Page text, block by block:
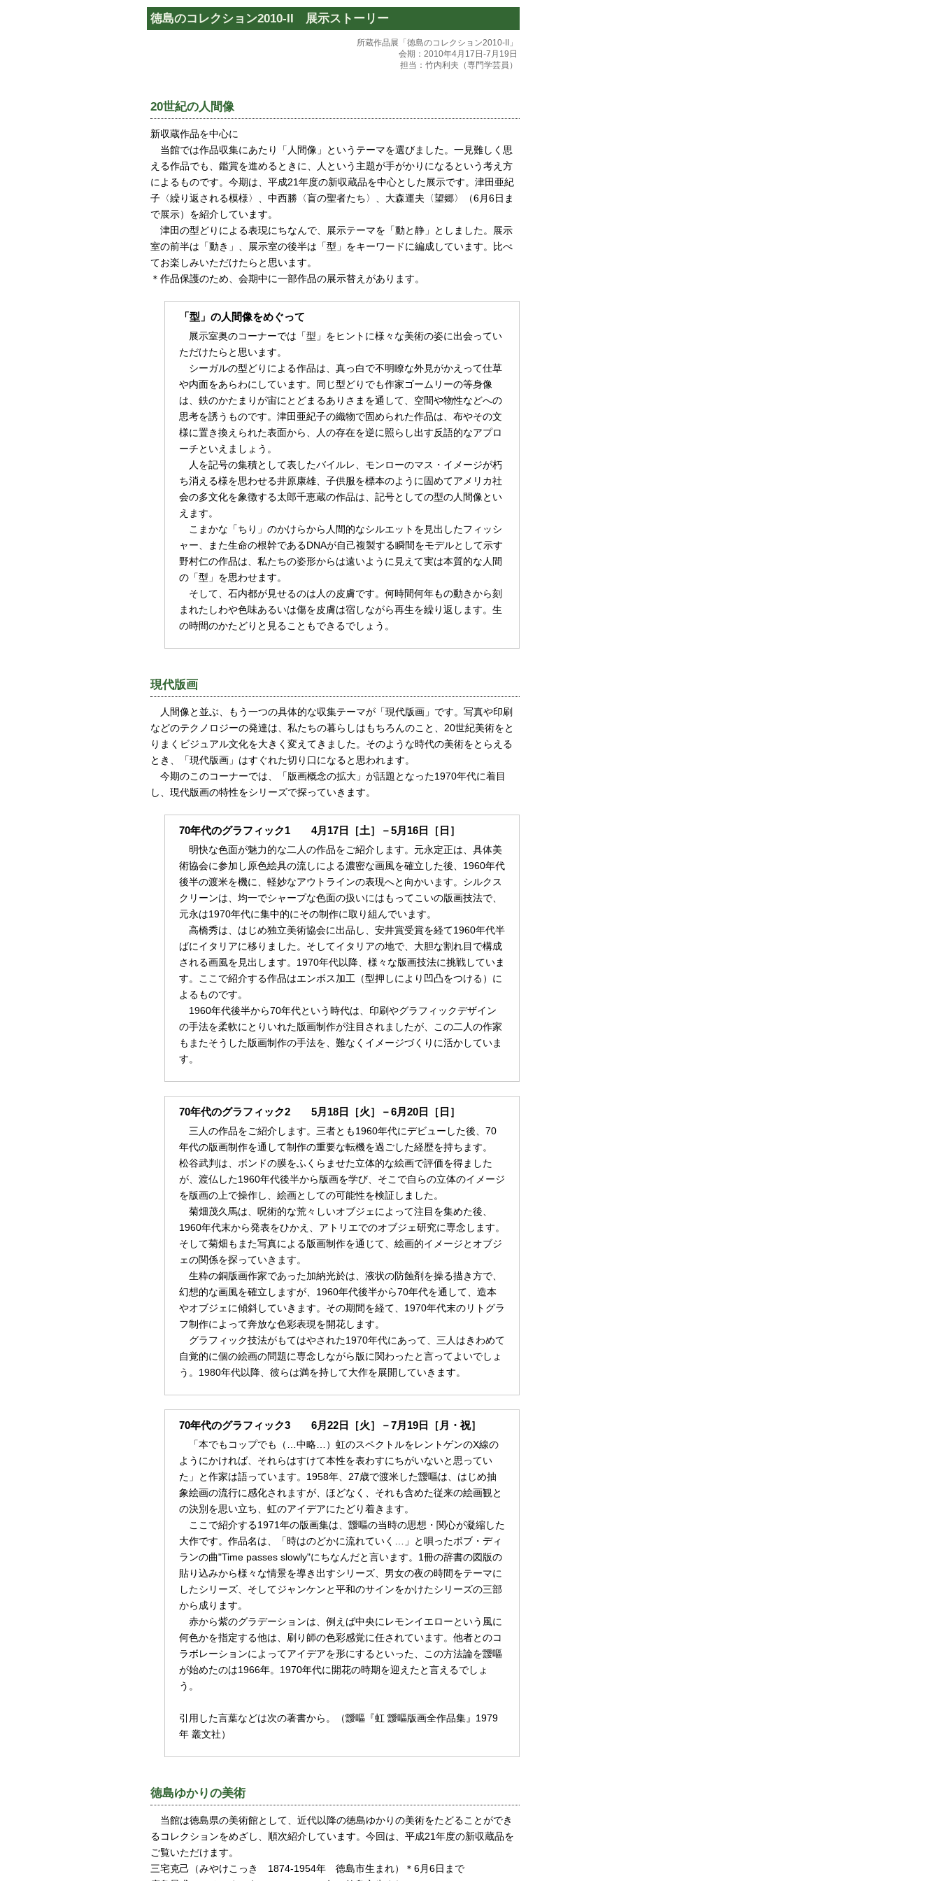
徳島のコレクション2010-II 展示ストーリー
所蔵作品展「徳島のコレクション2010-II」
会期：2010年4月17日-7月19日
担当：竹内利夫（専門学芸員）
20世紀の人間像
新収蔵作品を中心に
当館では作品収集にあたり「人間像」というテーマを選びました。一見難しく思
える作品でも、鑑賞を進めるときに、人という主題が手がかりになるという考え方
によるものです。今期は、平成21年度の新収蔵品を中心とした展示です。津田亜紀
子〈繰り返される模様〉、中西勝〈盲の聖者たち〉、大森運夫〈望郷〉（6月6日ま
で展示）を紹介しています。
津田の型どりによる表現にちなんで、展示テーマを「動と静」としました。展示
室の前半は「動き」、展示室の後半は「型」をキーワードに編成しています。比べ
てお楽しみいただけたらと思います。
＊作品保護のため、会期中に一部作品の展示替えがあります。
「型」の人間像をめぐって
展示室奥のコーナーでは「型」をヒントに様々な美術の姿に出会ってい
ただけたらと思います。
シーガルの型どりによる作品は、真っ白で不明瞭な外見がかえって仕草
や内面をあらわにしています。同じ型どりでも作家ゴームリーの等身像
は、鉄のかたまりが宙にとどまるありさまを通して、空間や物性などへの
思考を誘うものです。津田亜紀子の織物で固められた作品は、布やその文
様に置き換えられた表面から、人の存在を逆に照らし出す反語的なアプロ
ーチといえましょう。
人を記号の集積として表したバイルレ、モンローのマス・イメージが朽
ち消える様を思わせる井原康雄、子供服を標本のように固めてアメリカ社
会の多文化を象徴する太郎千恵蔵の作品は、記号としての型の人間像とい
えます。
こまかな「ちり」のかけらから人間的なシルエットを見出したフィッシ
ャー、また生命の根幹であるDNAが自己複製する瞬間をモデルとして示す
野村仁の作品は、私たちの姿形からは遠いように見えて実は本質的な人間
の「型」を思わせます。
そして、石内都が見せるのは人の皮膚です。何時間何年もの動きから刻
まれたしわや色味あるいは傷を皮膚は宿しながら再生を繰り返します。生
の時間のかたどりと見ることもできるでしょう。
現代版画
人間像と並ぶ、もう一つの具体的な収集テーマが「現代版画」です。写真や印刷
などのテクノロジーの発達は、私たちの暮らしはもちろんのこと、20世紀美術をと
りまくビジュアル文化を大きく変えてきました。そのような時代の美術をとらえる
とき、「現代版画」はすぐれた切り口になると思われます。
今期のこのコーナーでは、「版画概念の拡大」が話題となった1970年代に着目
し、現代版画の特性をシリーズで探っていきます。
70年代のグラフィック1 4月17日［土］－5月16日［日］
明快な色面が魅力的な二人の作品をご紹介します。元永定正は、具体美
術協会に参加し原色絵具の流しによる濃密な画風を確立した後、1960年代
後半の渡米を機に、軽妙なアウトラインの表現へと向かいます。シルクス
クリーンは、均一でシャープな色面の扱いにはもってこいの版画技法で、
元永は1970年代に集中的にその制作に取り組んでいます。
高橋秀は、はじめ独立美術協会に出品し、安井賞受賞を経て1960年代半
ばにイタリアに移りました。そしてイタリアの地で、大胆な割れ目で構成
される画風を見出します。1970年代以降、様々な版画技法に挑戦していま
す。ここで紹介する作品はエンボス加工（型押しにより凹凸をつける）に
よるものです。
1960年代後半から70年代という時代は、印刷やグラフィックデザイン
の手法を柔軟にとりいれた版画制作が注目されましたが、この二人の作家
もまたそうした版画制作の手法を、難なくイメージづくりに活かしていま
す。
70年代のグラフィック2 5月18日［火］－6月20日［日］
三人の作品をご紹介します。三者とも1960年代にデビューした後、70
年代の版画制作を通して制作の重要な転機を過ごした経歴を持ちます。
松谷武判は、ボンドの膜をふくらませた立体的な絵画で評価を得ました
が、渡仏した1960年代後半から版画を学び、そこで自らの立体のイメージ
を版画の上で操作し、絵画としての可能性を検証しました。
菊畑茂久馬は、呪術的な荒々しいオブジェによって注目を集めた後、
1960年代末から発表をひかえ、アトリエでのオブジェ研究に専念します。
そして菊畑もまた写真による版画制作を通じて、絵画的イメージとオブジ
ェの関係を探っていきます。
生粋の銅版画作家であった加納光於は、液状の防蝕剤を操る描き方で、
幻想的な画風を確立しますが、1960年代後半から70年代を通して、造本
やオブジェに傾斜していきます。その期間を経て、1970年代末のリトグラ
フ制作によって奔放な色彩表現を開花します。
グラフィック技法がもてはやされた1970年代にあって、三人はきわめて
自覚的に個の絵画の問題に専念しながら版に関わったと言ってよいでしょ
う。1980年代以降、彼らは満を持して大作を展開していきます。
70年代のグラフィック3 6月22日［火］－7月19日［月・祝］
「本でもコップでも（…中略…）虹のスペクトルをレントゲンのX線の
ようにかければ、それらはすけて本性を表わすにちがいないと思ってい
た」と作家は語っています。1958年、27歳で渡米した靉嘔は、はじめ抽
象絵画の流行に感化されますが、ほどなく、それも含めた従来の絵画観と
の決別を思い立ち、虹のアイデアにたどり着きます。
ここで紹介する1971年の版画集は、靉嘔の当時の思想・関心が凝縮した
大作です。作品名は、「時はのどかに流れていく…」と唄ったボブ・ディ
ランの曲"Time passes slowly"にちなんだと言います。1冊の辞書の図版の
貼り込みから様々な情景を導き出すシリーズ、男女の夜の時間をテーマに
したシリーズ、そしてジャンケンと平和のサインをかけたシリーズの三部
から成ります。
赤から紫のグラデーションは、例えば中央にレモンイエローという風に
何色かを指定する他は、刷り師の色彩感覚に任されています。他者とのコ
ラボレーションによってアイデアを形にするといった、この方法論を靉嘔
が始めたのは1966年。1970年代に開花の時期を迎えたと言えるでしょ
う。
引用した言葉などは次の著書から。（靉嘔『虹 靉嘔版画全作品集』1979
年 叢文社）
徳島ゆかりの美術
当館は徳島県の美術館として、近代以降の徳島ゆかりの美術をたどることができ
るコレクションをめざし、順次紹介しています。今回は、平成21年度の新収蔵品を
ご覧いただけます。
三宅克己（みやけこっき 1874-1954年 徳島市生まれ）＊6月6日まで